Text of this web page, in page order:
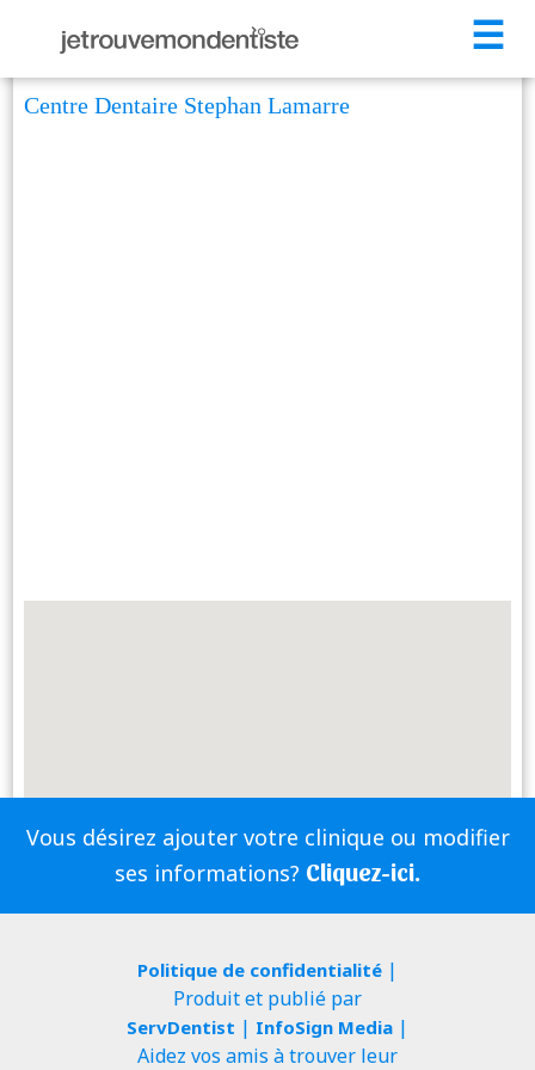
☰
Centre Dentaire Stephan Lamarre
Vous désirez ajouter votre clinique ou modifier
ses informations? Cliquez-ici.
Politique de confidentialité|
Produit et publié par
ServDentist | InfoSign Media|
Aidez vos amis à trouver leur